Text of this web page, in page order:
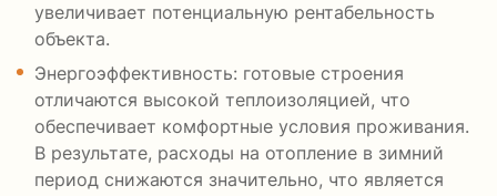
увеличивает потенциальную рентабельность
объекта.
Энергоэффективность: готовые строения
отличаются высокой теплоизоляцией, что
обеспечивает комфортные условия проживания.
В результате, расходы на отопление в зимний
период снижаются значительно, что является